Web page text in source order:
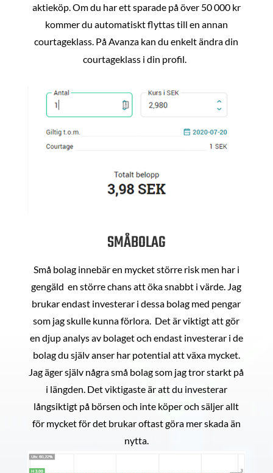
aktieköp. Om du har ett sparade på över 50 000 kr
kommer du automatiskt flyttas till en annan
courtageklass. På Avanza kan du enkelt ändra din
courtageklass i din profil.
SMÅBOLAG
Små bolag innebär en mycket större risk men har i
gengäld en större chans att öka snabbt i värde. Jag
brukar endast investerar i dessa bolag med pengar
som jag skulle kunna förlora. Det är viktigt att gör
en djup analys av bolaget och endast investerar i de
bolag du själv anser har potential att växa mycket.
Jag äger själv några små bolag som jag tror starkt på
i längden. Det viktigaste är att du investerar
långsiktigt på börsen och inte köper och säljer allt
för mycket för det brukar oftast göra mer skada än
nytta.